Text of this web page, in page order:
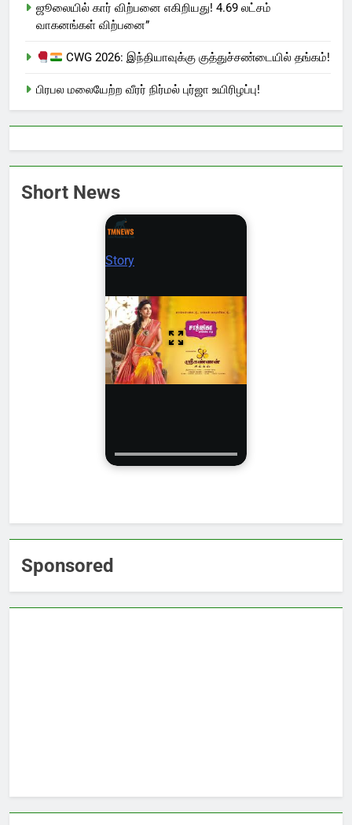
ஜூலையில் கார் விற்பனை எகிறியது! 4.69 லட்சம்
வாகனங்கள் விற்பனை”
CWG 2026: இந்தியாவுக்கு குத்துச்சண்டையில் தங்கம்!
பிரபல மலையேற்ற வீரர் நிர்மல் புர்ஜா உயிரிழப்பு!
Short News
Story
Sponsored